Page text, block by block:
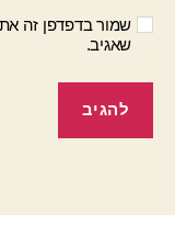
שמור בדפדפן זה
שאגיב.